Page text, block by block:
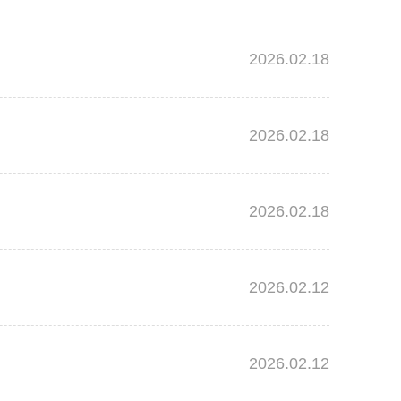
2026.02.18
2026.02.18
2026.02.18
2026.02.12
2026.02.12